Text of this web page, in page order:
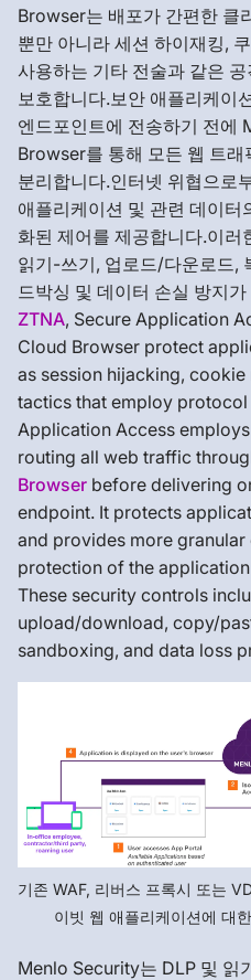
Browser는 배포가 간편한 클
뿐만 아니라 세션 하이재킹,
사용하는 기타 전술과 같은
보호합니다.보안 애플리케이
엔드포인트에 전송하기 전에
Browser를 통해 모든 웹 트
분리합니다.인터넷 위협으로
애플리케이션 및 관련 데이터
화된 제어를 제공합니다.이
읽기-쓰기, 업로드/다운로드,
드박싱 및 데이터 손실 방지
ZTNA, Secure Application
Cloud Browser protect
as session hijacking,
tactics that employ
Application Access
routing all web traffic
Browser before delivering
endpoint. It protects
and provides more
protection of the
These security controls
upload/download, copy/
sandboxing, and data loss
기존 WAF, 리버스 프록시 또는
이빗 웹 애플리케이션에 대
Menlo Security는 DLP 및 읽